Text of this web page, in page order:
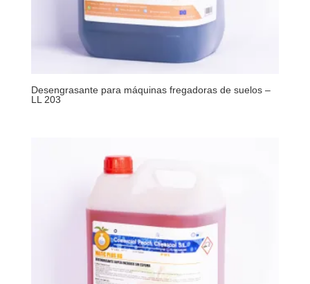
Desengrasante para máquinas fregadoras de suelos –
LL 203